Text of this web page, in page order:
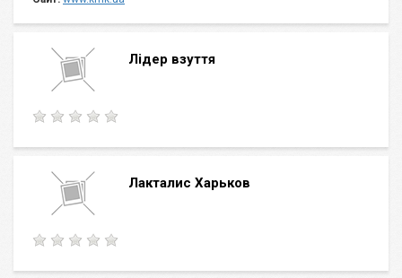
Лідер взуття
Лакталис Харьков